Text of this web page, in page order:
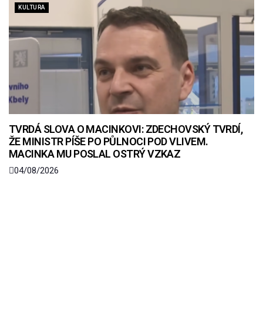
KULTURA
TVRDÁ SLOVA O MACINKOVI: ZDECHOVSKÝ TVRDÍ,
ŽE MINISTR PÍŠE PO PŮLNOCI POD VLIVEM.
MACINKA MU POSLAL OSTRÝ VZKAZ
04/08/2026